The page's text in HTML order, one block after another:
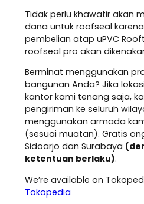
Tidak perlu khawatir akan
dana untuk roofseal
pembelian atap uPVC
roofseal pro akan
Berminat menggunakan
bangunan Anda? Jika
kantor kami tenang saja,
pengiriman ke seluruh
menggunakan armada
(sesuai muatan). Gratis
Sidoarjo dan Surabaya
ketentuan berlaku).
We’re available on
Tokopedia